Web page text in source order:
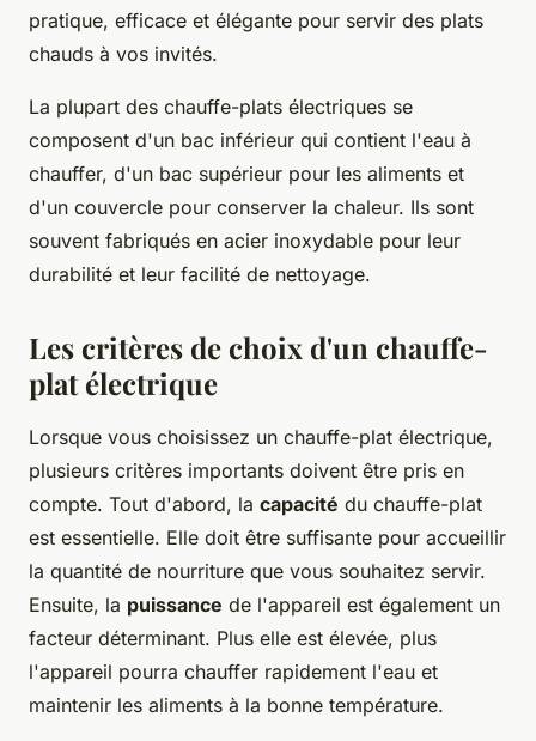
pratique, efficace et élégante pour servir des plats
chauds à vos invités.
La plupart des chauffe-plats électriques se
composent d'un bac inférieur qui contient l'eau à
chauffer, d'un bac supérieur pour les aliments et
d'un couvercle pour conserver la chaleur. Ils sont
souvent fabriqués en acier inoxydable pour leur
durabilité et leur facilité de nettoyage.
Les critères de choix d'un chauffe-
plat électrique
Lorsque vous choisissez un chauffe-plat électrique,
plusieurs critères importants doivent être pris en
compte. Tout d'abord, la capacité du chauffe-plat
est essentielle. Elle doit être suffisante pour accueillir
la quantité de nourriture que vous souhaitez servir.
Ensuite, la puissance de l'appareil est également un
facteur déterminant. Plus elle est élevée, plus
l'appareil pourra chauffer rapidement l'eau et
maintenir les aliments à la bonne température.